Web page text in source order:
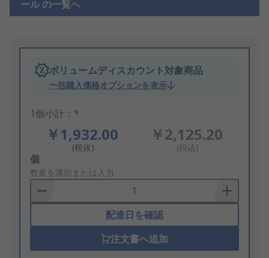
ール の一覧へ
ボリュームディスカウント対象商品
一括購入価格オプションを表示
1個小計：*
￥1,932.00
(税抜)
￥2,125.20
(税込)
Add
to
Basket
個
数量を選択または入力
配達日を確認
注文書へ追加